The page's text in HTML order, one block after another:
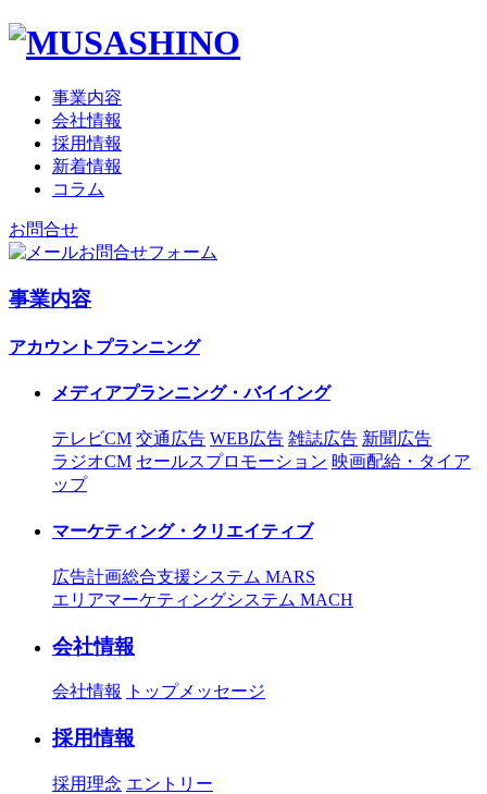
事業内容
会社情報
採用情報
新着情報
コラム
お問合せ
お問合せフォーム
事業内容
アカウントプランニング
メディアプランニング・バイイング
テレビCM 交通広告 WEB広告 雑誌広告 新聞広告
ラジオCM セールスプロモーション 映画配給・タイア
ップ
マーケティング・クリエイティブ
広告計画総合支援システム MARS
エリアマーケティングシステム MACH
会社情報
会社情報 トップメッセージ
採用情報
採用理念 エントリー